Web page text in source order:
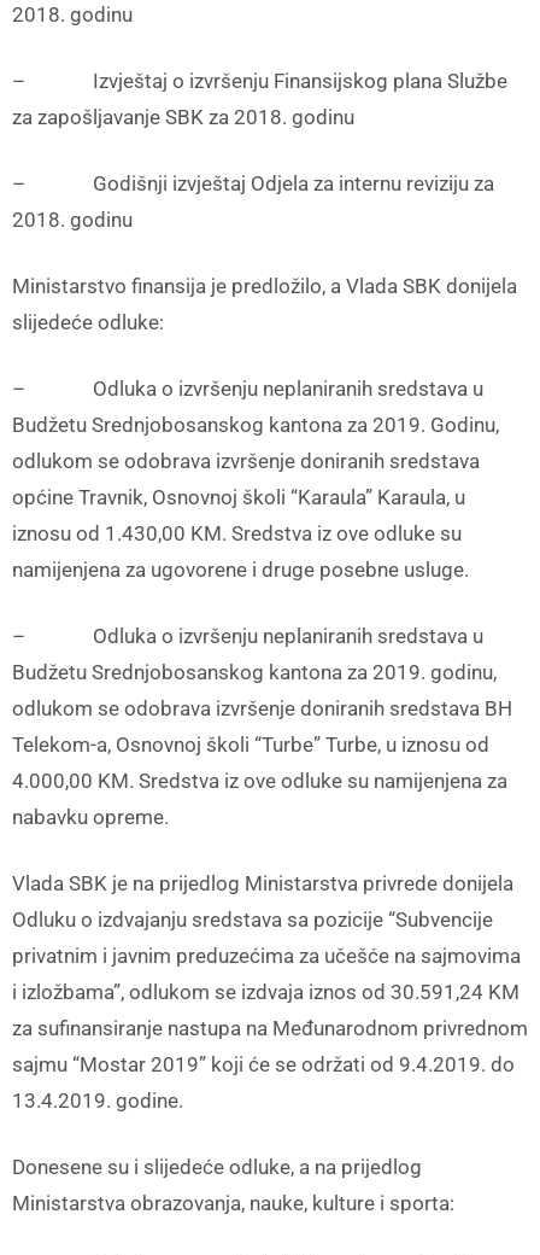
2018. godinu
– Izvještaj o izvršenju Finansijskog plana Službe
za zapošljavanje SBK za 2018. godinu
– Godišnji izvještaj Odjela za internu reviziju za
2018. godinu
Ministarstvo finansija je predložilo, a Vlada SBK donijela
slijedeće odluke:
– Odluka o izvršenju neplaniranih sredstava u
Budžetu Srednjobosanskog kantona za 2019. Godinu,
odlukom se odobrava izvršenje doniranih sredstava
općine Travnik, Osnovnoj školi “Karaula” Karaula, u
iznosu od 1.430,00 KM. Sredstva iz ove odluke su
namijenjena za ugovorene i druge posebne usluge.
– Odluka o izvršenju neplaniranih sredstava u
Budžetu Srednjobosanskog kantona za 2019. godinu,
odlukom se odobrava izvršenje doniranih sredstava BH
Telekom-a, Osnovnoj školi “Turbe” Turbe, u iznosu od
4.000,00 KM. Sredstva iz ove odluke su namijenjena za
nabavku opreme.
Vlada SBK je na prijedlog Ministarstva privrede donijela
Odluku o izdvajanju sredstava sa pozicije “Subvencije
privatnim i javnim preduzećima za učešće na sajmovima
i izložbama”, odlukom se izdvaja iznos od 30.591,24 KM
za sufinansiranje nastupa na Međunarodnom privrednom
sajmu “Mostar 2019” koji će se održati od 9.4.2019. do
13.4.2019. godine.
Donesene su i slijedeće odluke, a na prijedlog
Ministarstva obrazovanja, nauke, kulture i sporta: